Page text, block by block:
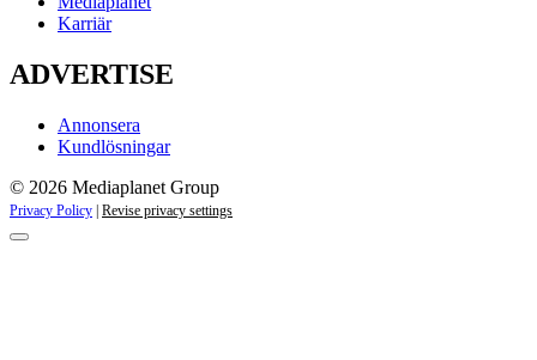
Karriär
ADVERTISE
Annonsera
Kundlösningar
© 2026 Mediaplanet Group
Privacy Policy Revise privacy settings